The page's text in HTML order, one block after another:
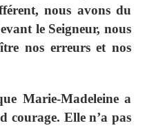
nous avons du
le Seigneur, nous
nos erreurs et nos
Marie-Madeleine a
courage. Elle n’a pas